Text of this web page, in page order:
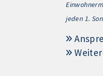
jeden 1.